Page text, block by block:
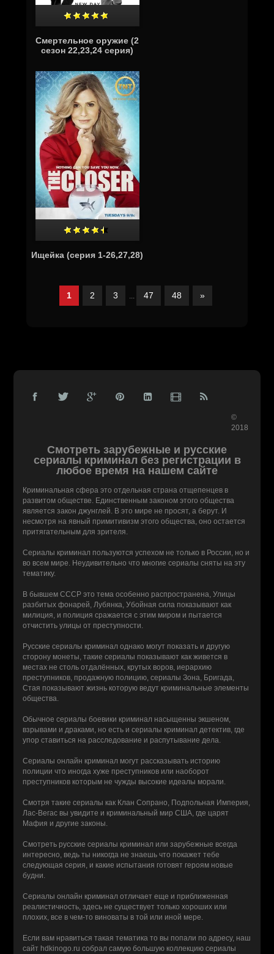
Смертельное оружие (2
сезон 22,23,24 серия)
Ищейка (серия 1-26,27,28)
1 2 3 ... 47 48 »
©
2018
Смотреть зарубежные и русские
сериалы криминал без регистрации в
любое время на нашем сайте
Криминальная сфера это отдельная страна отщепенцев в
развитом обществе. Единственным законом этого общества
является закон джунглей. В это мире не просят, а берут. И
несмотря на явный примитивизм этого общества, оно остается
притягательным для зрителя.
Сериалы криминал пользуются успехом не только в России, но и
во всем мире. Неудивительно что многие сериалы сняты на эту
тематику.
В бывшем СССР это тема особенно распространена, Улицы
разбитых фонарей, Лубянка, Убойная сила показывают как
милиция, и полиция сражается с этим миром и пытается
отчистить улицы от преступности.
Русские сериалы криминал однако могут показать и другую
сторону монеты, такие сериалы показывают как живется в
местах не столь отдалённых, крутых воров, иерархию
преступников, продажную полицию, сериалы Зона, Бригада,
Стая показывают жизнь которую ведут криминальные элементы
общества.
Обычное сериалы боевики криминал насыщенны экшеном,
взрывами и драками, но есть и сериалы криминал детектив, где
упор ставиться на расследование и распутывание дела.
Сериалы онлайн криминал могут рассказывать историю
полиции что иногда хуже преступников или наоборот
преступников которым не чужды высокие идеалы морали.
Смотря такие сериалы как Клан Сопрано, Подпольная Империя,
Лас-Вегас вы увидите и криминальный мир США, где царят
Мафия и другие законы.
Смотреть русские сериалы криминал или зарубежные всегда
интересно, ведь ты никогда не знаешь что покажет тебе
следующая серия, и какие испытания готовят героям новые
будни.
Сериалы онлайн криминал отличает еще и приближенная
реалистичность, здесь не существует только хороших или
плохих, все в чем-то виноваты в той или иной мере.
Если вам нравиться такая тематика то вы попали по адресу, наш
сайт hdkinogo.ru собрал самую большую коллекцию сериалы